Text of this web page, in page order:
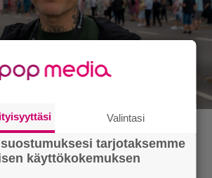
on nyt Aki Kirvesniemi – tässä
Valintasi
tarjotaksemme
käyttökokemuksen